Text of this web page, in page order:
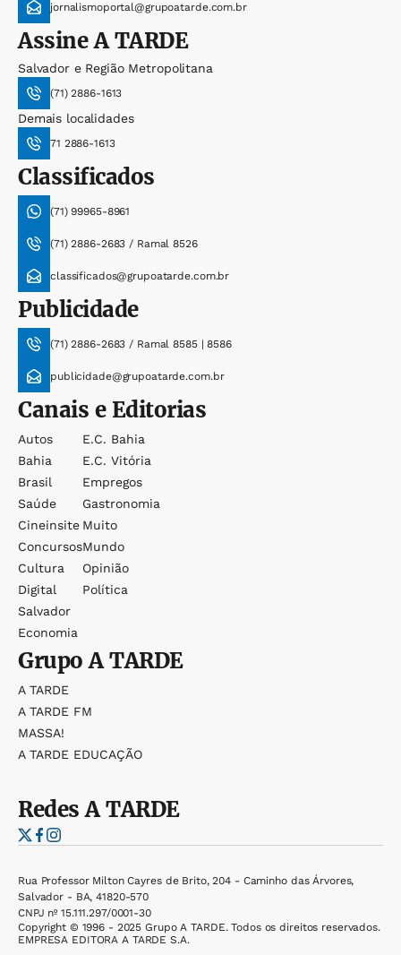
jornalismoportal@grupoatarde.com.br
AssineA TARDE
Salvador e Região Metropolitana
(71) 2886-1613
Demais localidades
71 2886-1613
Classificados
(71) 99965-8961
(71) 2886-2683 / Ramal 8526
classificados@grupoatarde.com.br
Publicidade
(71) 2886-2683 / Ramal 8585 | 8586
publicidade@grupoatarde.com.br
Canais e Editorias
Autos
Bahia
Brasil
Saúde
Cineinsite
Concursos
Cultura
Digital
Salvador
Economia
E.c. Bahia
E.c. Vitória
Empregos
Gastronomia
Muito
Mundo
Opinião
Política
GrupoA TARDE
A TARDE
A TARDE FM
MASSA!
A TARDE EDUCAÇÃO
RedesA TARDE
Rua Professor Milton Cayres de Brito, 204 - Caminho das Árvores,
Salvador - BA, 41820-570
CNPJ nº 15.111.297/0001-30
Copyright © 1996 - 2025 Grupo A TARDE. Todos os direitos reservados.
EMPRESA EDITORA A TARDE S.A.